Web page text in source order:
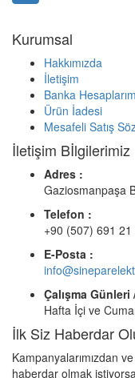
Kurumsal
Hakkımızda
İletişim
Banka
Ürün İadesi
Mesafeli Satış
İletişim Bİlgilerimiz
Adres :
Gaziosmanpaşa
Telefon :
+90 (507) 691 21
E-Posta :
Çalışma Günleri
Hafta İçi ve
İlk Siz Haberdar
Kampanyalarımızdan
haberdar olmak